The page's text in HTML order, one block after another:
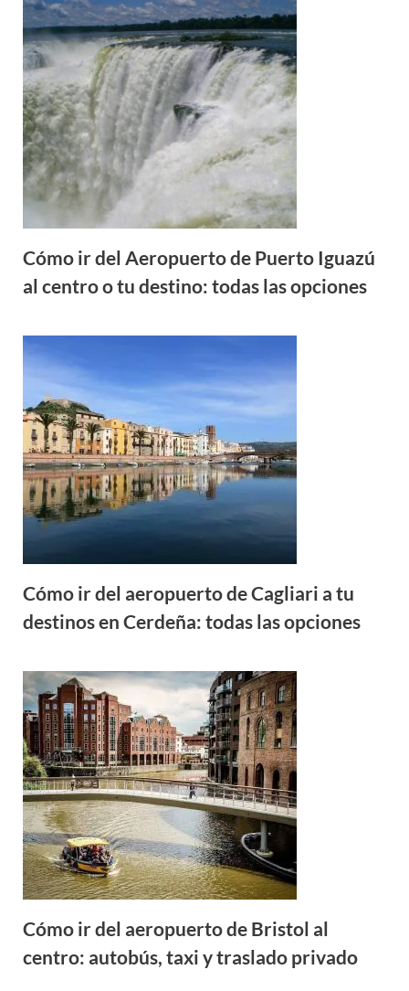
Cómo ir del Aeropuerto de Puerto Iguazú
al centro o tu destino: todas las opciones
Cómo ir del aeropuerto de Cagliari a tu
destinos en Cerdeña: todas las opciones
Cómo ir del aeropuerto de Bristol al
centro: autobús, taxi y traslado privado